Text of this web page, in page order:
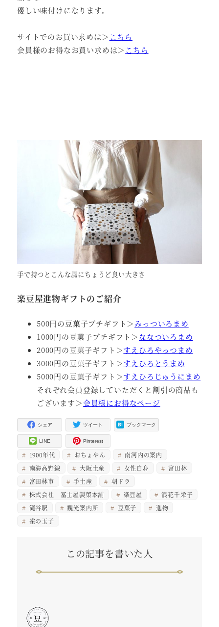
優しい味付けになります。
サイトでのお買い求めは＞ こちら
会員様のお得なお買い求めは＞ こちら
手で持つとこんな風にちょうど良い大きさ
楽豆屋進物ギフトのご紹介
500円の豆菓子プチギフト＞みっついろまめ
1000円の豆菓子プチギフト＞ななついろまめ
2000円の豆菓子ギフト＞すえひろやっつまめ
3000円の豆菓子ギフト＞すえひろとうまめ
5000円の豆菓子ギフト＞すえひろじゅうにまめ
それぞれ会員登録していただくと割引の商品も
ございます＞会員様にお得なページ
シェア ツイート ブックマーク
LINE Pinterest
1900年代 おちょやん
南河内の案内
南海高野線
大阪土産 女性自身
富田林
富田林市
手土産
朝ドラ
株式会社 冨士屋製菓本舗
楽豆屋
浪花千栄子
滝谷駅
観光案内所 豆菓子
進物
雀の玉子
この記事を書いた人